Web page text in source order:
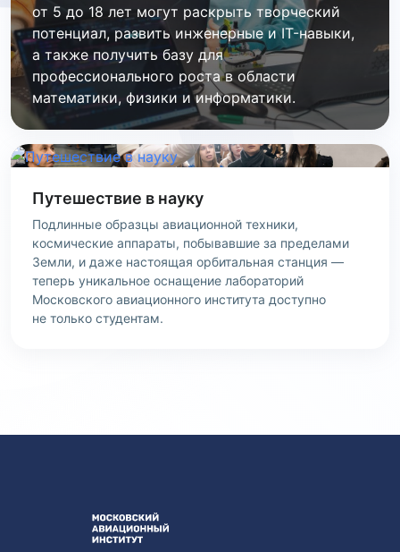
от 5 до 18 лет могут раскрыть творческий
потенциал, развить инженерные и IT-навыки,
а также получить базу для
профессионального роста в области
математики, физики и информатики.
Путешествие в науку
Подлинные образцы авиационной техники,
космические аппараты, побывавшие за пределами
Земли, и даже настоящая орбитальная станция —
теперь уникальное оснащение лабораторий
Московского авиационного института доступно
не только студентам.